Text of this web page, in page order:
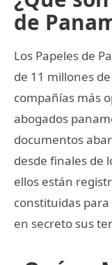
de
Los Papeles de
de 11 millones
compañías más
abogados
documentos
desde finales de
ellos están
constituidas
en secreto sus